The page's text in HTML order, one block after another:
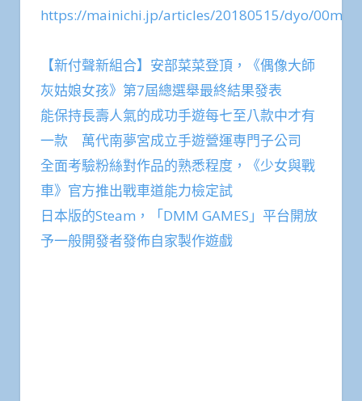
https://mainichi.jp/articles/20180515/dyo/00m/
【新付聲新組合】安部菜菜登頂，《偶像大師
灰姑娘女孩》第7屆總選舉最終結果發表
能保持長壽人氣的成功手遊每七至八款中才有
一款 萬代南夢宮成立手遊營運専門子公司
全面考驗粉絲對作品的熟悉程度，《少女與戰
車》官方推出戰車道能力檢定試
日本版的Steam，「DMM GAMES」平台開放
予一般開發者發佈自家製作遊戲